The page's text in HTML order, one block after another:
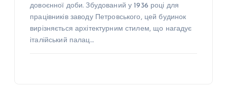
довоєнної доби. Збудований у 1936 році для
працівників заводу Петровського, цей будинок
вирізняється архітектурним стилем, що нагадує
італійський палац…